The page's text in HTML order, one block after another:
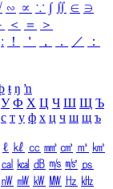
∽ ∝ ∵ ∫ ∬ ∈ ∋
＜ ＝
＞
ː ！ ＇ ， ． ／
：
ŧ ŋ ŉ
У Ф Х Ц Ч Ш Щ Ъ
с т у ф х ц ч ш щ ъ
ℓ ㎘ ㏄ ㎣ ㎤ ㎥ ㎦
㎈ ㎉ ㏈ ㎧ ㎨ ㎰
㎻ ㎽ ㎾ ㎿ ㎐ ㎑